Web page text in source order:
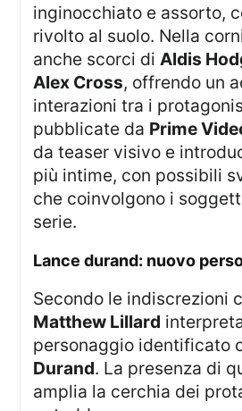
inginocchiato e assorto,
rivolto al suolo. Nella
anche scorci diAldis
Alex Cross, offrendo un
interazioni tra i
pubblicate da Prime
da teaser visivo e
più intime, con possibili
che coinvolgono i
serie.
lance durand: nuovo
Secondo le indiscrezioni
Matthew Lillard
personaggio identificato
Durand. La presenza di
amplia la cerchia dei